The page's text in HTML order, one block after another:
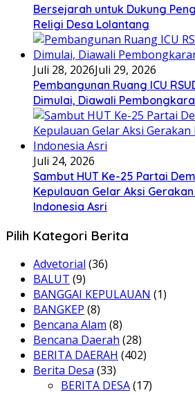
Bersejarah untuk Dukung
Religi Desa Lolantang
Juli 28, 2026Juli 29, 2026
Pembangunan Ruang ICU
Dimulai, Diawali
Juli 24, 2026
Sambut HUT Ke-25 Partai
Kepulauan Gelar Aksi
Indonesia Asri
Pilih Kategori Berita
Advetorial (36)
BALUT (9)
BANGGAI KEPULAUAN (1)
BANGKEP (8)
Bencana Alam (8)
Bencana Daerah (28)
BERITA DAERAH (402)
Berita Desa (33)
BERITA DESA(17)